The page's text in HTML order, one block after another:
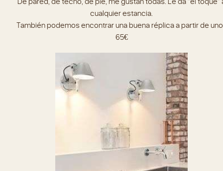
cualquier estancia.
También podemos encontrar una buena réplica a partir de
65€